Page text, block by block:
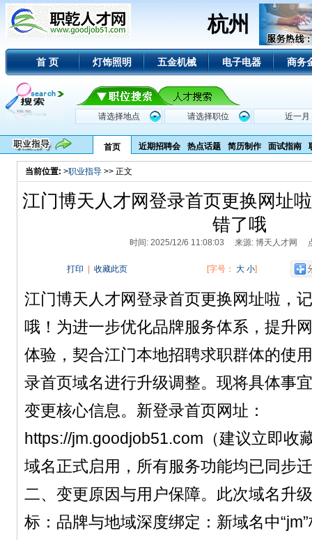
杭州
首 页 灯饰照明 五金机械 电子电器 商务
首页 近期招聘会 热点话题 简历制作 面试指南
当前位置: >职业指导>> 正文
江门博天人才网登录首页更换网址
错了哦
时间: 2025/12/6 11:08:03 来源: 博天人才网
打印 收藏此页 [字号： 大 小]
江门博天人才网登录首页更换网址啦，
哦！为进一步优化品牌服务体系，提升
体验，契合江门本地招聘求职群体的使
录首页域名进行升级调整。现将具体事
变更核心信息。新登录首页网址：
https://jm.goodjob51.com（建议立即收
域名正式启用，所有服务功能均已同步
二、变更原因与用户保障。此次域名升
标：品牌与地域深度绑定：新域名中